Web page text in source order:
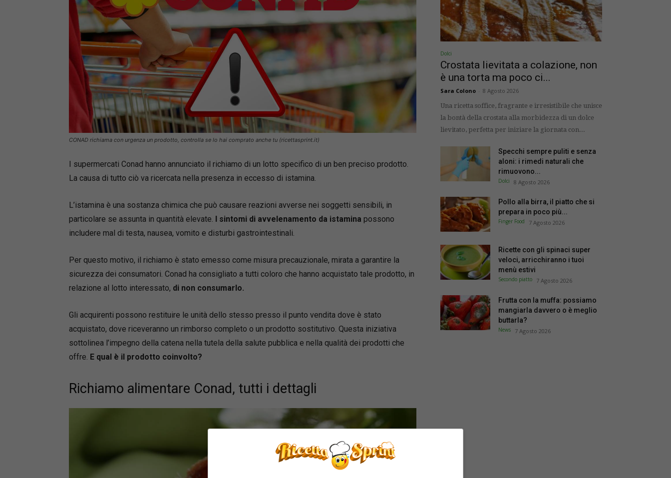
CONAD richiama con urgenza un prodotto, controlla se lo hai comprato anche tu (ricettasprint.it)
I supermercati Conad hanno annunciato il richiamo di un lotto specifico di un ben preciso prodotto.
La causa di tutto ciò va ricercata nella presenza in eccesso di istamina.
L’istamina è una sostanza chimica che può causare reazioni avverse nei soggetti sensibili, in
particolare se assunta in quantità elevate. I sintomi di avvelenamento da istamina possono
includere mal di testa, nausea, vomito e disturbi gastrointestinali.
Per questo motivo, il richiamo è stato emesso come misura precauzionale, mirata a garantire la
sicurezza dei consumatori. Conad ha consigliato a tutti coloro che hanno acquistato tale prodotto, in
relazione al lotto interessato, di non consumarlo.
Gli acquirenti possono restituire le unità dello stesso presso il punto vendita dove è stato
acquistato, dove riceveranno un rimborso completo o un prodotto sostitutivo. Questa iniziativa
sottolinea l’impegno della catena nella tutela della salute pubblica e nella qualità dei prodotti che
offre. E qual è il prodotto coinvolto?
Richiamo alimentare Conad, tutti i dettagli
Dolci
Crostata lievitata a colazione, non
è una torta ma poco ci...
Sara Colono
8 Agosto 2026
Una ricetta soffice, fragrante e irresistibile che unisce
la bontà della crostata alla morbidezza di un dolce
lievitato, perfetta per iniziare la giornata con...
Specchi sempre puliti e senza
aloni: i rimedi naturali che
rimuovono...
Dolci 8 Agosto 2026
Pollo alla birra, il piatto che si
prepara in poco più...
Finger Food 7 Agosto 2026
Ricette con gli spinaci super
veloci, arricchiranno i tuoi
menù estivi
Secondo piatto 7 Agosto 2026
Frutta con la muffa: possiamo
mangiarla davvero o è meglio
buttarla?
News 7 Agosto 2026